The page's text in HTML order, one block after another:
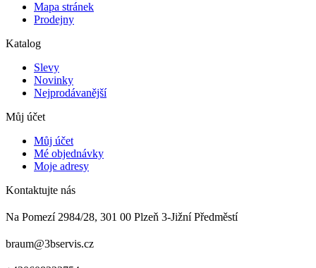
Mapa stránek
Prodejny
Katalog
Slevy
Novinky
Nejprodávanější
Můj účet
Můj účet
Mé objednávky
Moje adresy
Kontaktujte nás
Na Pomezí 2984/28, 301 00 Plzeň 3-Jižní Předměstí
braum@3bservis.cz